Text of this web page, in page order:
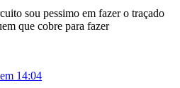
sou pessimo em fazer o traçado
que cobre para fazer
14:04